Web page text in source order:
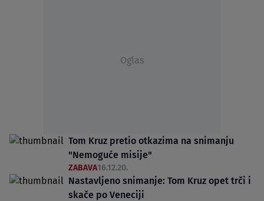
Oglas
Tom Kruz pretio otkazima na snimanju
"Nemoguće misije"
ZABAVA16.12.20.
Nastavljeno snimanje: Tom Kruz opet trči i
skače po Veneciji